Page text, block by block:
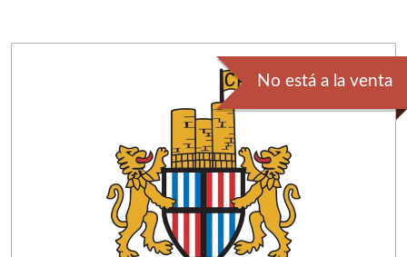
No está a la venta